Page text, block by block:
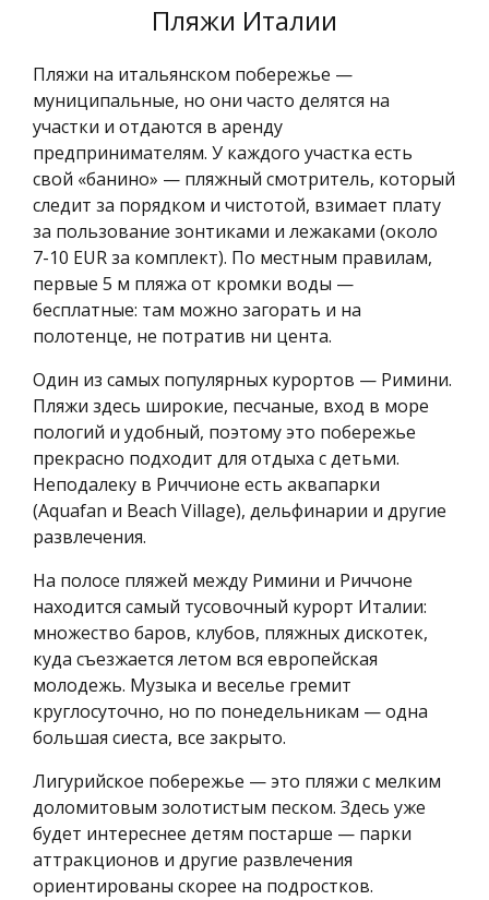
Пляжи Италии
Пляжи на итальянском побережье —
муниципальные, но они часто делятся на
участки и отдаются в аренду
предпринимателям. У каждого участка есть
свой «банино» — пляжный смотритель, который
следит за порядком и чистотой, взимает плату
за пользование зонтиками и лежаками (около
7-10 EUR за комплект). По местным правилам,
первые 5 м пляжа от кромки воды —
бесплатные: там можно загорать и на
полотенце, не потратив ни цента.
Один из самых популярных курортов — Римини.
Пляжи здесь широкие, песчаные, вход в море
пологий и удобный, поэтому это побережье
прекрасно подходит для отдыха с детьми.
Неподалеку в Риччионе есть аквапарки
(Aquafan и Beach Village), дельфинарии и другие
развлечения.
На полосе пляжей между Римини и Риччоне
находится самый тусовочный курорт Италии:
множество баров, клубов, пляжных дискотек,
куда съезжается летом вся европейская
молодежь. Музыка и веселье гремит
круглосуточно, но по понедельникам — одна
большая сиеста, все закрыто.
Лигурийское побережье — это пляжи с мелким
доломитовым золотистым песком. Здесь уже
будет интереснее детям постарше — парки
аттракционов и другие развлечения
ориентированы скорее на подростков.